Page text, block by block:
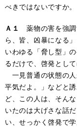
べきではないですか。
Ａ１
薬物の害を強
ら、皆、凶暴になる
いわゆる「脅し型」
るだけで、啓発とし
一見普通の状態の
平気だよ。」などと
ど、この人は、そん
いたのは大げさな話
い、せっかく啓発で